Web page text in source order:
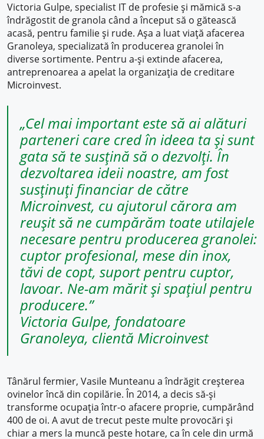
Victoria Gulpe, specialist IT de profesie și mămică s-a
îndrăgostit de granola când a început să o gătească
acasă, pentru familie și rude. Așa a luat viață afacerea
Granoleya, specializată în producerea granolei în
diverse sortimente. Pentru a-și extinde afacerea,
antreprenoarea a apelat la organizația de creditare
Microinvest.
„Cel mai important este să ai alături
parteneri care cred în ideea ta și sunt
gata să te susțină să o dezvolți. În
dezvoltarea ideii noastre, am fost
susținuți financiar de către
Microinvest, cu ajutorul cărora am
reușit să ne cumpărăm toate utilajele
necesare pentru producerea granolei:
cuptor profesional, mese din inox,
tăvi de copt, suport pentru cuptor,
lavoar. Ne-am mărit și spațiul pentru
producere.”
Victoria Gulpe, fondatoare
Granoleya, clientă Microinvest
Tânărul fermier, Vasile Munteanu a îndrăgit creșterea
ovinelor încă din copilărie. În 2014, a decis să-și
transforme ocupația într-o afacere proprie, cumpărând
400 de oi. A avut de trecut peste multe provocări și
chiar a mers la muncă peste hotare, ca în cele din urmă